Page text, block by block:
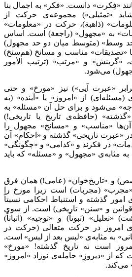
«فِکرت» دانست. «فکر» به اجمال بنا
«تمثیلی») مجموعه‌ی حرکت از
(ذاهبة)، حرکت در «معلومات»
به «مجهول» (راجعة) است. اساس
وسط» (متوسط میان دو حد مجهول)
«تصدیقات» مناسب و مسانخ (هم‌سنخ)
«گزینش» و «مرتب» (ترتیب الأمور
می‌شود.
«عبرت آیی») نیز «مورخ» و حتی
(مسئله‌ای) از «امروز» یا «آینده» (به
می‌شود و برای حل آن «مسئله» به
(حافظه‌ی تاریخ یا تاریخی!)
«مناسب» و «مسانخ» مجهول را
«عبرت تاریخی» گذشته و «احکام» آن
در فکرند و «کدامی» و «چگونگی»
به مثابه‌ی «مجهول» و «مسئله» که باید
و «تاریخ‌خوان» (عامی!) همان فرق
(مجربات) است زیرا مورخ را
امور گذشته و استنباط احکامی نسبتاً
و «سنن» تاریخی) است. از سوی
«تعلیل» (ثبوتاً) و «توجیه» (اثباتاً)
امروز در حرکت متعالی (حرکت در
به مثابه‌ی «لبس بعد از لبس» است.
امروز است نه تاریخ گذشته! «مورخ»
از «دیروزِ» حامله‌ی نوزاد «امروز»
می‌کند.